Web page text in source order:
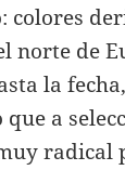
colores
norte de
la
a
radical